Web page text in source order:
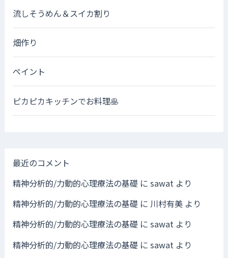
流しそうめん＆スイカ割り
畑作り
ペイント
ピカピカキッチンでお料理🥞
最近のコメント
精神分析的/力動的心理療法の基礎 に sawatより
精神分析的/力動的心理療法の基礎 に 川村有美より
精神分析的/力動的心理療法の基礎 に sawatより
精神分析的/力動的心理療法の基礎 に sawat より